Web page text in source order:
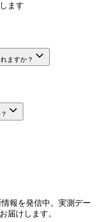
ます
ますか？
報を発信中。実測デー
届けします。